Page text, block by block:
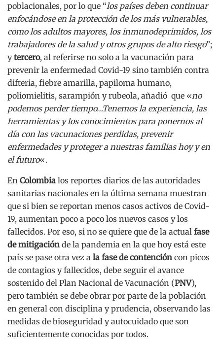
poblacionales, por lo que “los países deben continuar
enfocándose en la protección de los más vulnerables,
como los adultos mayores, los inmunodeprimidos, los
trabajadores de la salud y otros grupos de alto riesgo”;
ytercero, al referirse no solo a la vacunación para
prevenir la enfermedad Covid-19 sino también contra
difteria, fiebre amarilla, papiloma humano,
poliomielitis, sarampión y rubeola, añadió que «no
podemos perder tiempo…Tenemos la experiencia, las
herramientas y los conocimientos para ponernos al
día con las vacunaciones perdidas, prevenir
enfermedades y proteger a nuestras familias hoy y en
el futuro«.
En Colombia los reportes diarios de las autoridades
sanitarias nacionales en la última semana muestran
que si bien se reportan menos casos activos de Covid-
19, aumentan poco a poco los nuevos casos y los
fallecidos. Por eso, si no se quiere que de la actual fase
de mitigación de la pandemia en la que hoy está este
país se pase otra vez a la fase de contención con picos
de contagios y fallecidos, debe seguir el avance
sostenido del Plan Nacional de Vacunación (PNV),
pero también se debe obrar por parte de la población
en general con disciplina y prudencia, observando las
medidas de bioseguridad y autocuidado que son
suficientemente conocidas por todos.